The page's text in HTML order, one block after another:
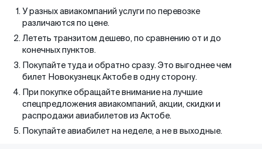
У разных авиакомпаний услуги по перевозке
различаются по цене.
Лететь транзитом дешево, по сравнению от и до
конечных пунктов.
Покупайте туда и обратно сразу. Это выгоднее чем
билет Новокузнецк Актобе в одну сторону.
При покупке обращайте внимание на лучшие
спецпредложения авиакомпаний, акции, скидки и
распродажи авиабилетов из Актобе.
Покупайте авиабилет на неделе, а не в выходные.